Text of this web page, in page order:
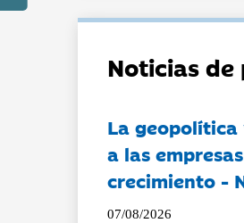
Noticias
La
a las
crecimiento -
07/08/2026